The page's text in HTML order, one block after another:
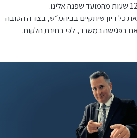
כל דיון שיתקיים בביהמ״ש, בצורה הטובה
בפגישה במשרד, לפי בחירת הלקוח.